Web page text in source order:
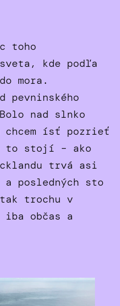
toho
sveta, kde podľa
mora.
pevninského
nad slnko
chcem ísť pozrieť
to stojí – ako
trvá asi
posledných sto
trochu v
občas a